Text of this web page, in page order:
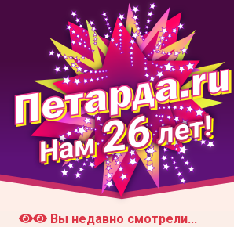
Нам26лет!
Вы недавно смотрели...